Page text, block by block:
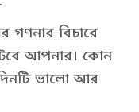
গণনার বিচারে
আপনার। কোন
দিনটি ভালো আর